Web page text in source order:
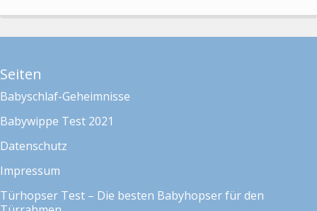
Seiten
Babyschlaf-Geheimnisse
Babywippe Test 2021
Datenschutz
Impressum
Türhopser Test – Die besten Babyhopser für den